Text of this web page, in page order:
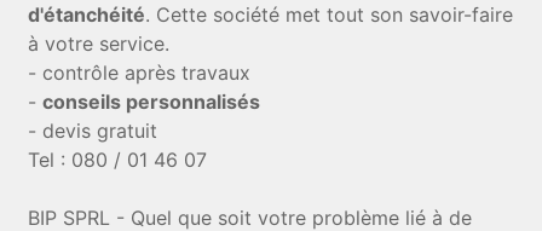
d'étanchéité. Cette société met tout son savoir-faire
à votre service.
- contrôle après travaux
-conseils personnalisés
- devis gratuit
Tel : 080 / 01 46 07
BIP SPRL - Quel que soit votre problème lié à de